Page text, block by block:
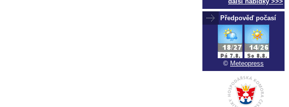
Předpověď počasí
© Meteopress